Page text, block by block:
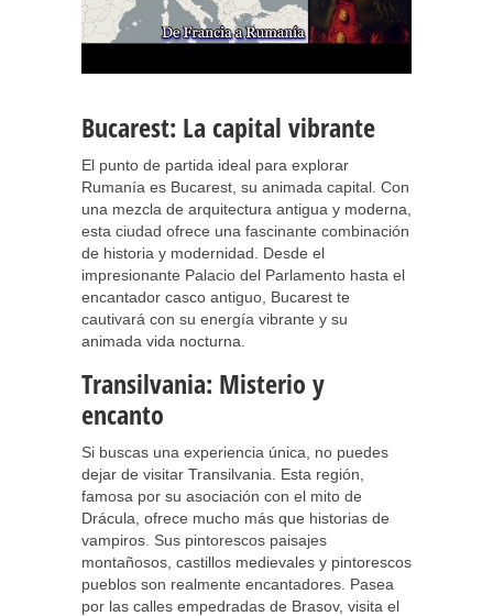
Bucarest: La capital vibrante
El punto de partida ideal para explorar
Rumanía es Bucarest, su animada capital. Con
una mezcla de arquitectura antigua y moderna,
esta ciudad ofrece una fascinante combinación
de historia y modernidad. Desde el
impresionante Palacio del Parlamento hasta el
encantador casco antiguo, Bucarest te
cautivará con su energía vibrante y su
animada vida nocturna.
Transilvania: Misterio y
encanto
Si buscas una experiencia única, no puedes
dejar de visitar Transilvania. Esta región,
famosa por su asociación con el mito de
Drácula, ofrece mucho más que historias de
vampiros. Sus pintorescos paisajes
montañosos, castillos medievales y pintorescos
pueblos son realmente encantadores. Pasea
por las calles empedradas de Brasov, visita el